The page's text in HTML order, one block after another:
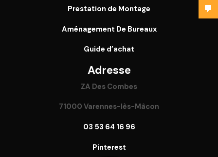
Prestation de Montage
Aménagement De Bureaux
Guide d’achat
Adresse
ZA Des Combes
71000 Varennes-lès-Mâcon
03 53 64 16 96
Pinterest